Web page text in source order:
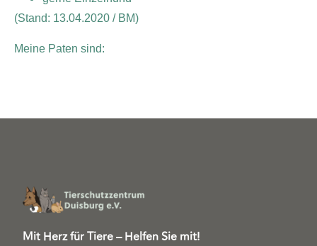
(Stand: 13.04.2020 / BM)
Meine Paten sind:
Mit Herz für Tiere – Helfen Sie mit!